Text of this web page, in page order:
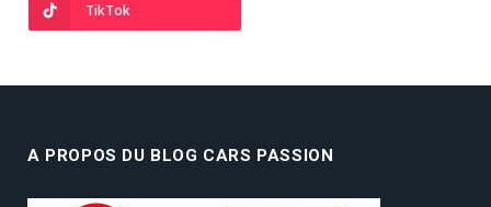
TikTok
A PROPOS DU BLOG CARS PASSION